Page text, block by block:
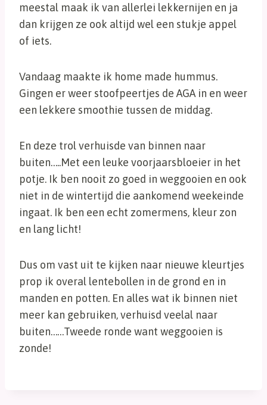
meestal maak ik van allerlei lekkernijen en ja
dan krijgen ze ook altijd wel een stukje appel
of iets.
Vandaag maakte ik home made hummus.
Gingen er weer stoofpeertjes de AGA in en weer
een lekkere smoothie tussen de middag.
En deze trol verhuisde van binnen naar
buiten…..Met een leuke voorjaarsbloeier in het
potje. Ik ben nooit zo goed in weggooien en ook
niet in de wintertijd die aankomend weekeinde
ingaat. Ik ben een echt zomermens, kleur zon
en lang licht!
Dus om vast uit te kijken naar nieuwe kleurtjes
prop ik overal lentebollen in de grond en in
manden en potten. En alles wat ik binnen niet
meer kan gebruiken, verhuisd veelal naar
buiten……Tweede ronde want weggooien is
zonde!